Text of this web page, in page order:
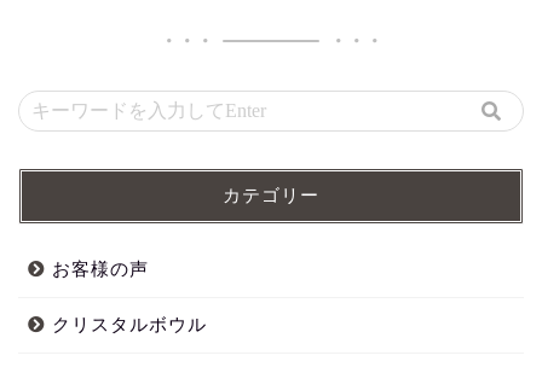
カテゴリー
お客様の声
クリスタルボウル